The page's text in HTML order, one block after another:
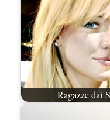
Ragazze dai